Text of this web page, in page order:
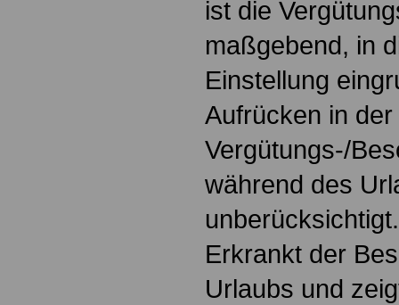
ist die
maßgebend, in
Einstellung
Aufrücken in der
Vergütungs-/
während des
unberücksichtigt.
Erkrankt der
Urlaubs und